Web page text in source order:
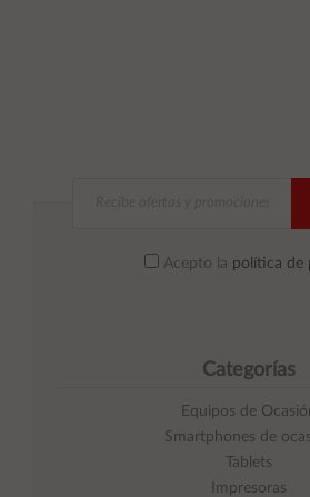
Acepto la política de
Categorías
Equipos de
Smartphones de
Tablets
Impresoras